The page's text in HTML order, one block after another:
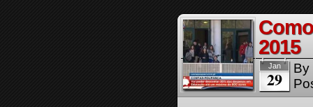
2015
Jan
29
By